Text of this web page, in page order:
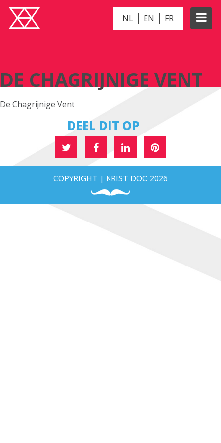
NL EN FR
DE CHAGRIJNIGE VENT
De Chagrijnige Vent
DEEL DIT OP
COPYRIGHT | KRIST DOO 2026